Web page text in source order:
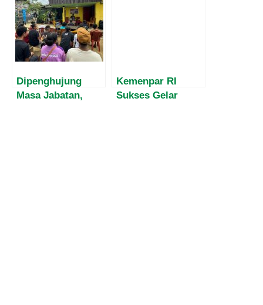
Dipenghujung
Masa Jabatan,
Kemenpar RI
Sukses Gelar